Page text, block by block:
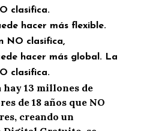
clasifica.
hacer más flexible.
NO clasifica,
hacer más global . La
clasifica.
hay 13 millones de
de 18 años que NO
creando un